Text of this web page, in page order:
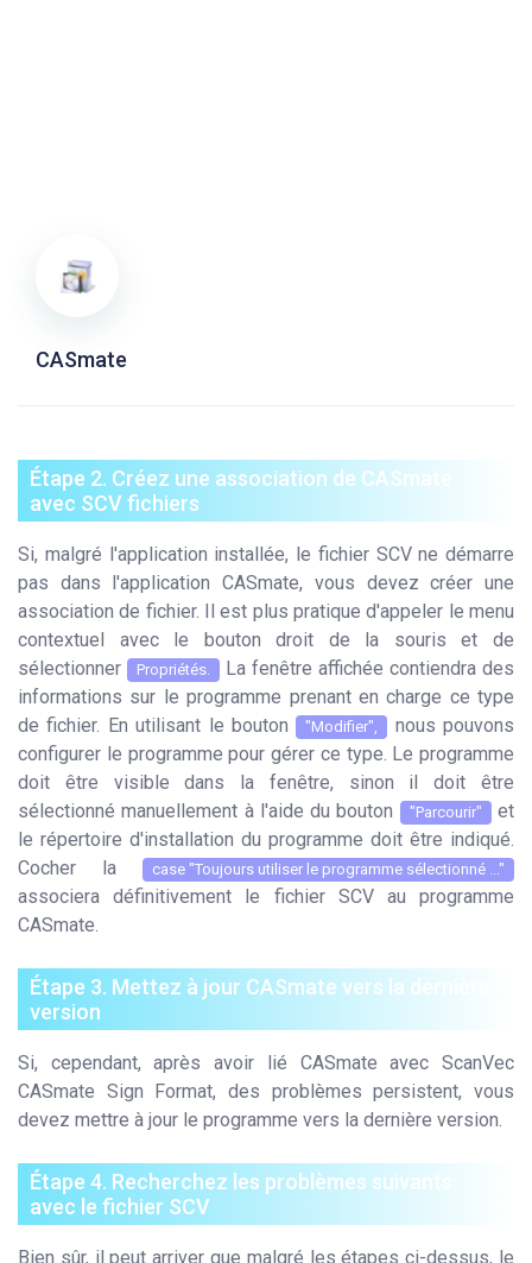
CASmate
Étape 2. Créez une association de CASmate
avec SCV fichiers
Si, malgré l'application installée, le fichier SCV ne démarre
pas dans l'application CASmate, vous devez créer une
association de fichier. Il est plus pratique d'appeler le menu
contextuel avec le bouton droit de la souris et de
sélectionner
Propriétés.
La fenêtre affichée contiendra des
informations sur le programme prenant en charge ce type
de fichier. En utilisant le bouton "Modifier",
nous pouvons
configurer le programme pour gérer ce type. Le programme
doit être visible dans la fenêtre, sinon il doit être
sélectionné manuellement à l'aide du bouton
"Parcourir" et
le répertoire d'installation du programme doit être indiqué.
Cocher la
case "Toujours utiliser le programme sélectionné ..."
associera définitivement le fichier SCV au programme
CASmate.
Étape 3. Mettez à jour CASmate vers la dernière
version
Si, cependant, après avoir lié CASmate avec ScanVec
CASmate Sign Format, des problèmes persistent, vous
devez mettre à jour le programme vers la dernière version.
Étape 4. Recherchez les problèmes suivants
avec le fichier SCV
Bien sûr, il peut arriver que malgré les étapes ci-dessus, le